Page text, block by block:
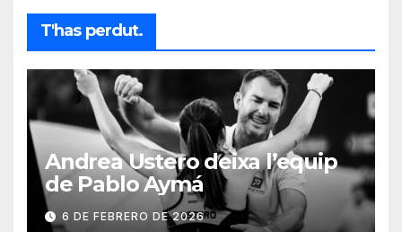
T'has perdut.
Andrea Ustero deixa l’equip
de Pablo Aymá
6 DE FEBRERO DE 2026